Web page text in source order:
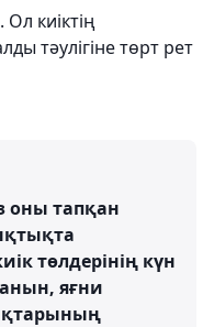
киіктің
тәулігіне төрт рет
оны тапқан
төлдерінің күн
яғни